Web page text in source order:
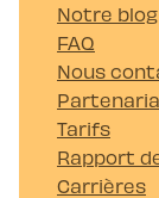
Notre blog
FAQ
Nous
Tarifs
Rapport
Carrières